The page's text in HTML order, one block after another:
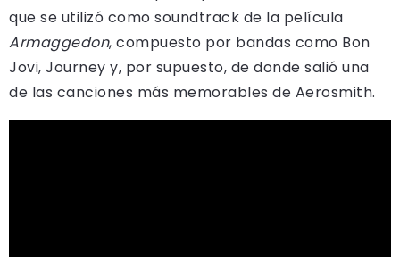
que se utilizó como soundtrack de la película
Armaggedon, compuesto por bandas como Bon
Jovi, Journey y, por supuesto, de donde salió una
de las canciones más memorables de Aerosmith.